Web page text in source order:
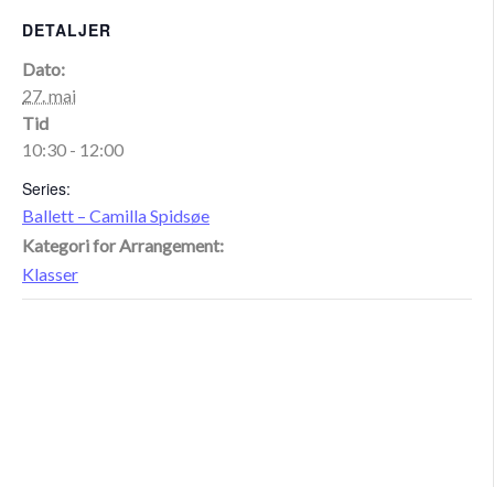
DETALJER
Dato:
27. mai
Tid
10:30 - 12:00
Series:
Ballett – Camilla Spidsøe
Kategori for Arrangement:
Klasser